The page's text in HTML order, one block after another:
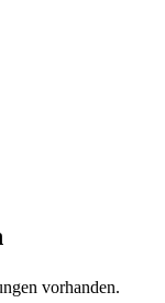
vorhanden.